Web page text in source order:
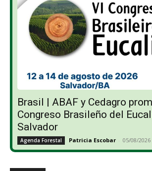
Brasil | ABAF y Cedagro
Congreso Brasileño del
Salvador
Agenda Forestal Patricia Escobar - 05/08/2026